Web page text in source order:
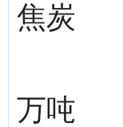
焦炭
万吨